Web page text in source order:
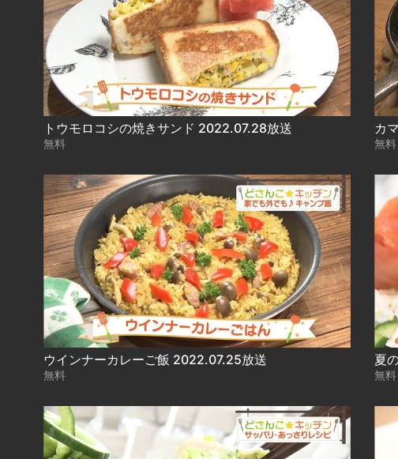
トウモロコシの焼きサンド 2022.07.28放送
無料
カ
無料
ウインナーカレーご飯 2022.07.25放送
無料
夏
無料